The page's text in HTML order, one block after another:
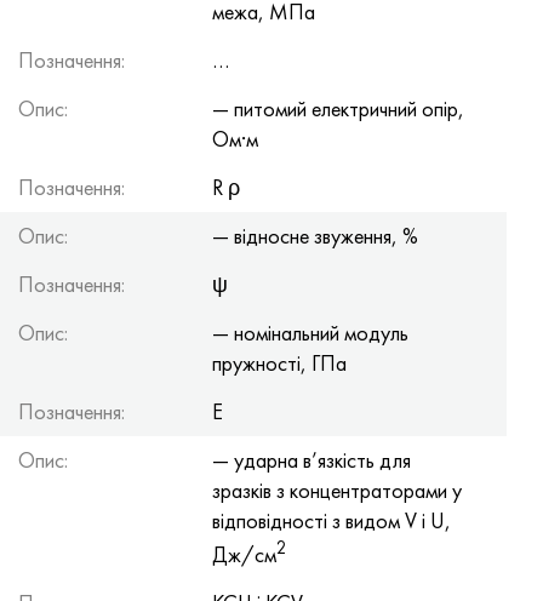
межа, МПа
Позначення:
…
Опис:
— питомий електричний опір,
Ом·м
Позначення:
R ρ
Опис:
— відносне звуження, %
Позначення:
ψ
Опис:
— номінальний модуль
пружності, ГПа
Позначення:
E
Опис:
— ударна в’язкість для
зразків з концентраторами у
відповідності з видом V і U,
Дж/см2